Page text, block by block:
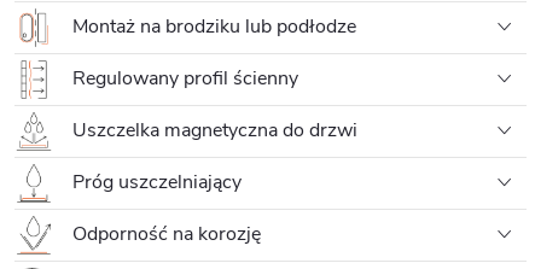
Montaż na brodziku lub podłodze
Regulowany profil ścienny
Uszczelka magnetyczna do drzwi
Próg uszczelniający
Odporność na korozję